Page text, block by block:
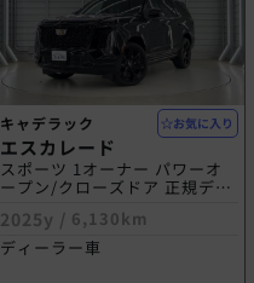
お気に入り
キャデラック
エスカレード
スポーツ 1オーナー パワーオ
ープン/クローズドア 正規ディ
2025y / 6,130km
ディーラー車